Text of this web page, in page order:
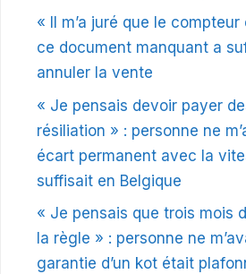
« Il m’a juré que le compteur
ce document manquant a
annuler la vente
« Je pensais devoir payer
résiliation » : personne ne
écart permanent avec la
suffisait en Belgique
« Je pensais que trois mois
la règle » : personne ne
garantie d’un kot était